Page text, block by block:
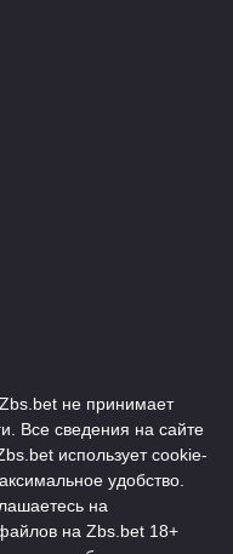
не принимает
Все сведения на сайте
использует cookie-
удобство.
на
на Zbs.bet 18+